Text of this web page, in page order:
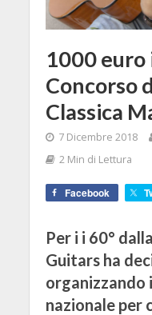
1000 euro
Concorso
Classica
7 Dicembre 2018
2 Min di Lettura
Facebook
Per i i 60°
Guitars ha
organizzando
nazionale per